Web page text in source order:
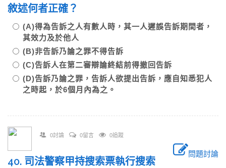
敘述何者正確？
(A)得為告訴之人有數人時，其一人遲誤告訴期間者，
其效力及於他人
(B)非告訴乃論之罪不得告訴
(C)告訴人在第二審辯論終結前得撤回告訴
(D)告訴乃論之罪，告訴人欲提出告訴，應自知悉犯人
之時起，於6個月內為之。
0討論 0留言 0追蹤
問題討論
40. 司法警察甲持搜索票執行搜索